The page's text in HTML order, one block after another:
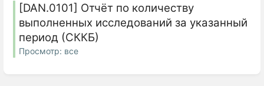
[DAN.0101] Отчёт по количеству
выполненных исследований за указанный
период (СККБ)
Просмотр: все